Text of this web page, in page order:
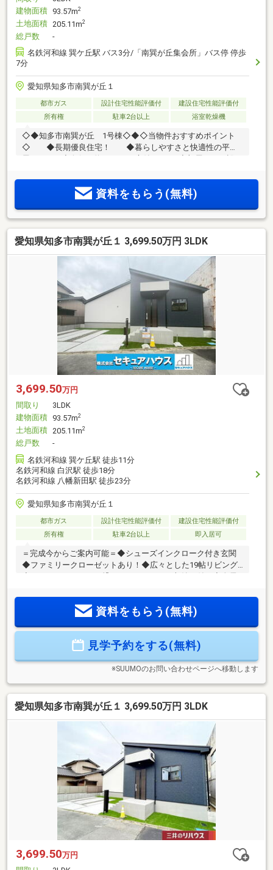
建物面積 93.57m2
土地面積 205.11m2
総戸数
-
名鉄河和線 巽ケ丘駅 バス3分/「南巽が丘集会所」バス停 停歩
7分
愛知県知多市南巽が丘１
都市ガス 設計住宅性能評価付
建設住宅性能評価付
所有権
駐車2台以上 浴室乾燥機
◇◆知多市南巽が丘 1号棟◇◆◇当物件おすすめポイント
◇ ◆長期優良住宅！ ◆暮らしやすさと快適性の平
備・・・周辺環境・・・ 新田小学校：900ｍ（徒歩12
分） 東部中学校：1300ｍ（徒歩17分）●今から見たい！聞
0円でも大丈夫●まずはローンが通るかどうか知りたいだけで
もOK ●資料請求だけ、話を聞くだけでもOK●自営業の方、転
職後間もない方もお任せください
資料をもらう(無料)
愛知県知多市南巽が丘１ 3,699.50万円 3LDK
3,699.50万円
間取り
3LDK
建物面積 93.57m2
土地面積 205.11m2
総戸数
-
名鉄河和線 巽ケ丘駅 徒歩11分
名鉄河和線 白沢駅 徒歩18分
名鉄河和線 八幡新田駅 徒歩23分
愛知県知多市南巽が丘１
都市ガス 設計住宅性能評価付
建設住宅性能評価付
所有権
駐車2台以上 即入居可
＝完成今からご案内可能＝◆シューズインクローク付き玄関
◆ファミリークローゼットあり！◆広々とした19帖リビング
はプレゼント情報参照下さい♪～周辺環境～〇知多クロスこど
も園 徒歩10分〇新田小学校 徒歩15分〇東部中学校 徒歩
まで♪(株)セキュアハウス 365日営業中ピンクの「見学予約す
資料をもらう(無料)
見学予約をする(無料)
※SUUMOのお問い合わせページへ移動します
愛知県知多市南巽が丘１ 3,699.50万円 3LDK
3,699.50万円